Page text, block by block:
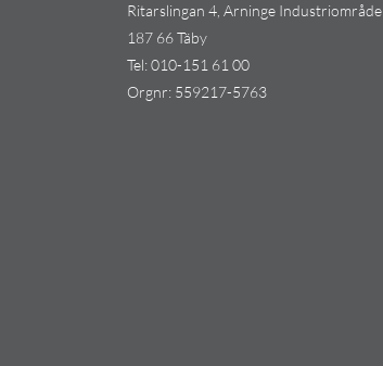
Ritarslingan 4, Arninge Industriområde
187 66 Täby
Tel:010-151 61 00
Orgnr: 559217-5763